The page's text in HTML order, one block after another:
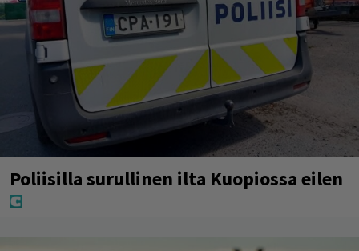
Poliisilla surullinen ilta Kuopiossa eilen